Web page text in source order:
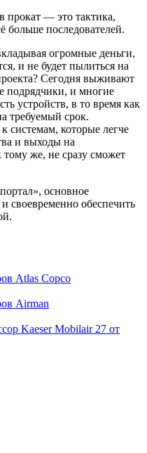
прокат — это тактика,
больше последователей.
огромные деньги,
и не будет пылиться на
Сегодня выживают
подрядчики, и многие
устройств, в то время как
требуемый срок.
системам, которые легче
и выходы на
же, не сразу сможет
основное
своевременно обеспечить
от